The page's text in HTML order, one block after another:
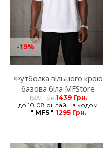
Футболка вільного крою
базова біла MFStore
1599 Грн.1439 Грн.
до 10.08 онлайн з кодом
" MFS " 1295 Грн.
-19%